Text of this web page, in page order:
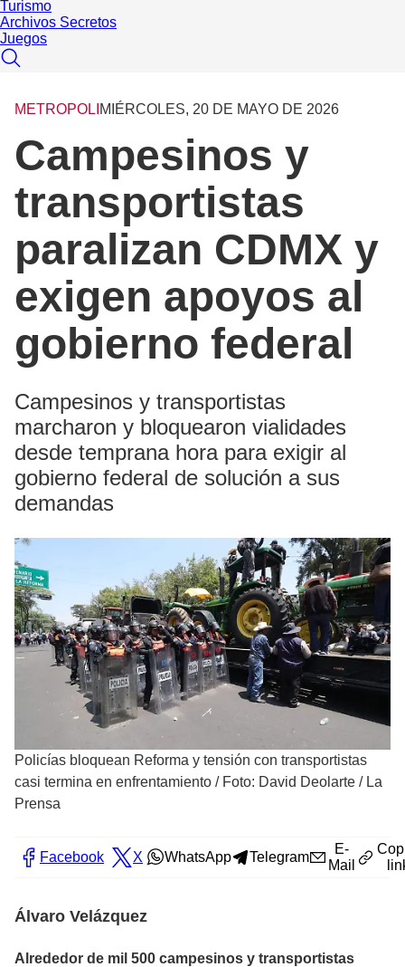
Turismo
Archivos Secretos
Juegos
METROPOLI MIÉRCOLES, 20 DE MAYO DE 2026
Campesinos y
transportistas
paralizan CDMX y
exigen apoyos al
gobierno federal
Campesinos y transportistas
marcharon y bloquearon vialidades
desde temprana hora para exigir al
gobierno federal de solución a sus
demandas
Policías bloquean Reforma y tensión con transportistas
casi termina en enfrentamiento / Foto: David Deolarte / La
Prensa
Facebook X WhatsApp Telegram
E-
Mail
Álvaro Velázquez
Alrededor de mil 500 campesinos y transportistas